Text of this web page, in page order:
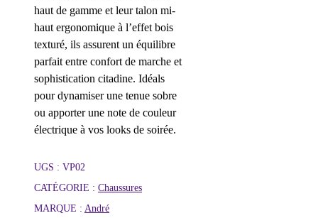
haut de gamme et leur talon mi-
haut ergonomique à l’effet bois
texturé, ils assurent un équilibre
parfait entre confort de marche et
sophistication citadine. Idéals
pour dynamiser une tenue sobre
ou apporter une note de couleur
électrique à vos looks de soirée.
UGS : VP02
CATÉGORIE : Chaussures
MARQUE : André